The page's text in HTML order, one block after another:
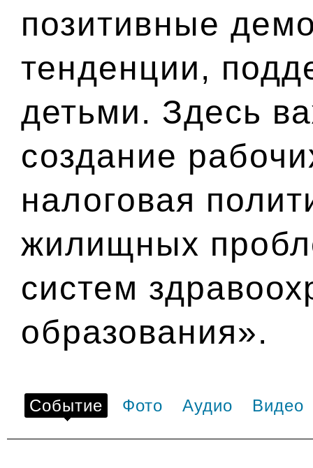
позитивные
тенденции,
детьми. Здесь
создание
налоговая
жилищных
систем
образования».
Событие Фото Аудио Видео